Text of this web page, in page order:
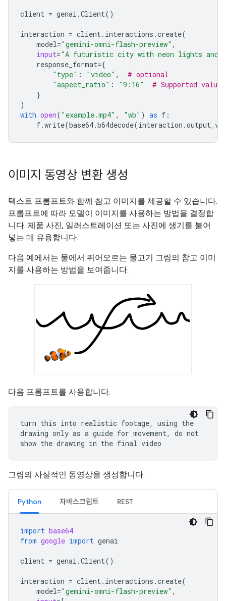
client = genai .Client()
interaction = client. interactions .create(
model="gemini-omni-flash-preview" ,
input="A futuristic city with neon lights and
response_format={
"type" : "video" ,
# optional
"aspect_ratio" : "9:16"
# Supported
}
)
with open( "example.mp4" , "wb" ) as f :
f.write(base64.b64decode(interaction .
이미지 동영상 변환 생성
텍스트 프롬프트와 함께 참고 이미지를 제공할 수 있습니다.
프롬프트에 따라 모델이 이미지를 사용하는 방법을 결정합
니다. 제품 사진, 일러스트레이션 또는 사진에 생기를 불어
넣는 데 유용합니다.
다음 예에서는 물에서 뛰어오르는 물고기 그림의 참고 이미
지를 사용하는 방법을 보여줍니다.
다음 프롬프트를 사용합니다.
turn this into realistic footage, using the
drawing only as a guide for movement, do not
show the drawing in the final video
그림의 사실적인 동영상을 생성합니다.
Python 자바스크립트 REST
import base64
from google import genai
client = genai .Client()
interaction = client. interactions .create(
model="gemini-omni-flash-preview" ,